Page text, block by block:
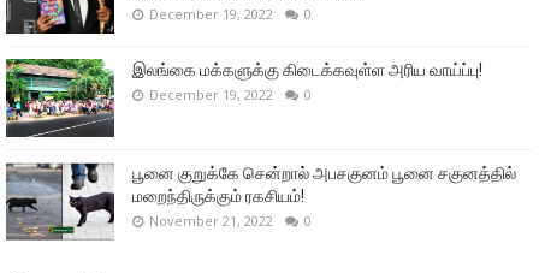
December 19, 2022 0
இலங்கை மக்களுக்கு கிடைக்கவுள்ள அரிய வாய்ப்பு!
December 19, 2022 0
பூனை குறுக்கே சென்றால் அபசகுனம் பூனை சகுனத்தில்
மறைந்திருக்கும் ரகசியம்!
November 21, 2022 0